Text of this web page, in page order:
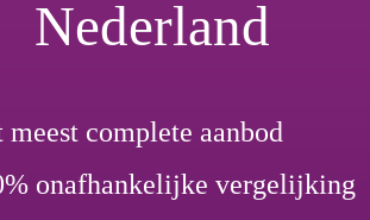
Nederland
meest complete aanbod
onafhankelijke vergelijking